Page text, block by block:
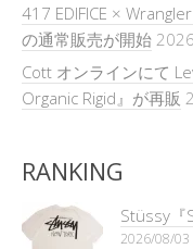
417 EDIFICE ×
の通常販売が開始
Cott オンラインにて
Organic Rigid』が再販
RANKING
Stüssy『
2026/08/03